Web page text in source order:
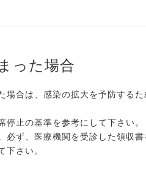
った場合
合は、感染の拡大を予防するた
止の基準を参考にして下さい
必ず、医療機関を受診した領収
下さい。